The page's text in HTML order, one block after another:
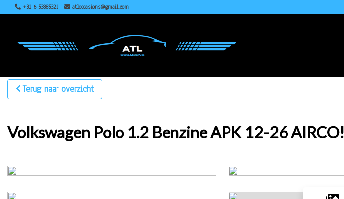
+31 6 53885321 atloccasions@gmail.com
Terug naar overzicht
Volkswagen Polo 1.2 Benzine APK 12-26 AIRCO!